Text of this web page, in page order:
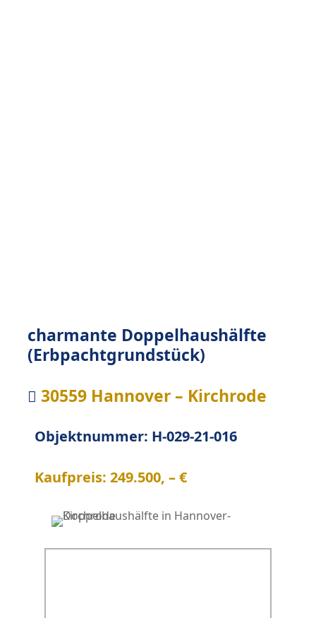
charmante Doppelhaushälfte
(Erbpachtgrundstück)
 30559 Hannover – Kirchrode
Objektnummer: H-029-21-016
Kaufpreis: 249.500, – €